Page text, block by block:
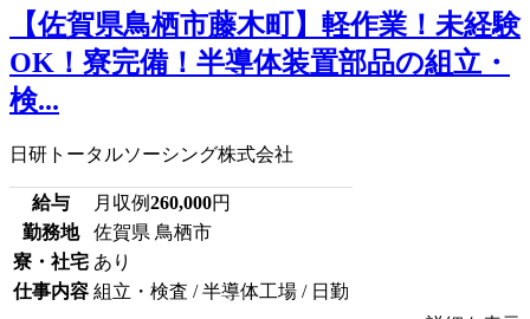
【佐賀県鳥栖市藤木町】軽作業！未経験
OK！寮完備！半導体装置部品の組立・
検...
日研トータルソーシング株式会社
給与 月収例260,000円
勤務地
佐賀県 鳥栖市
寮・社宅 あり
仕事内容 組立・検査 / 半導体工場 / 日勤